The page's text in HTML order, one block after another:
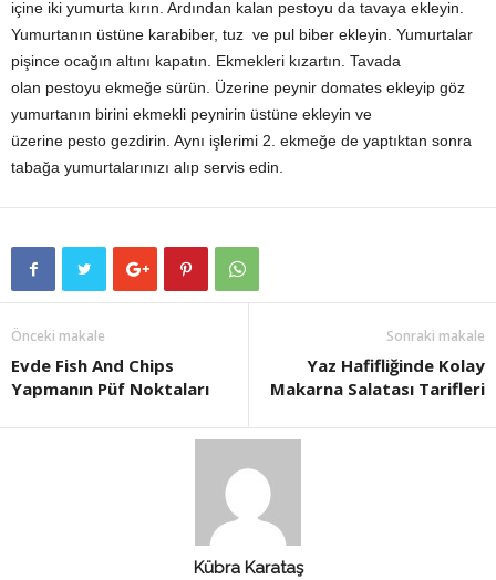
içine iki yumurta kırın. Ardından kalan pestoyu da tavaya ekleyin.
Yumurtanın üstüne karabiber, tuz ve pul biber ekleyin. Yumurtalar
pişince ocağın altını kapatın. Ekmekleri kızartın. Tavada
olan pestoyu ekmeğe sürün. Üzerine peynir domates ekleyip göz
yumurtanın birini ekmekli peynirin üstüne ekleyin ve
üzerine pesto gezdirin. Aynı işlerimi 2. ekmeğe de yaptıktan sonra
tabağa yumurtalarınızı alıp servis edin.
Önceki makale
Evde Fish And Chips
Yapmanın Püf Noktaları
Sonraki makale
Yaz Hafifliğinde Kolay
Makarna Salatası Tarifleri
Kübra Karataş